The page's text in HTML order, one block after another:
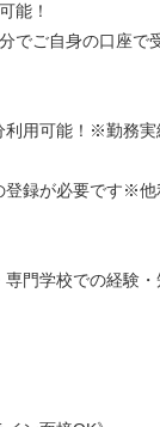
能！
でご自身の口座で
利用可能！※勤務
登録が必要です※他
門学校での経験・